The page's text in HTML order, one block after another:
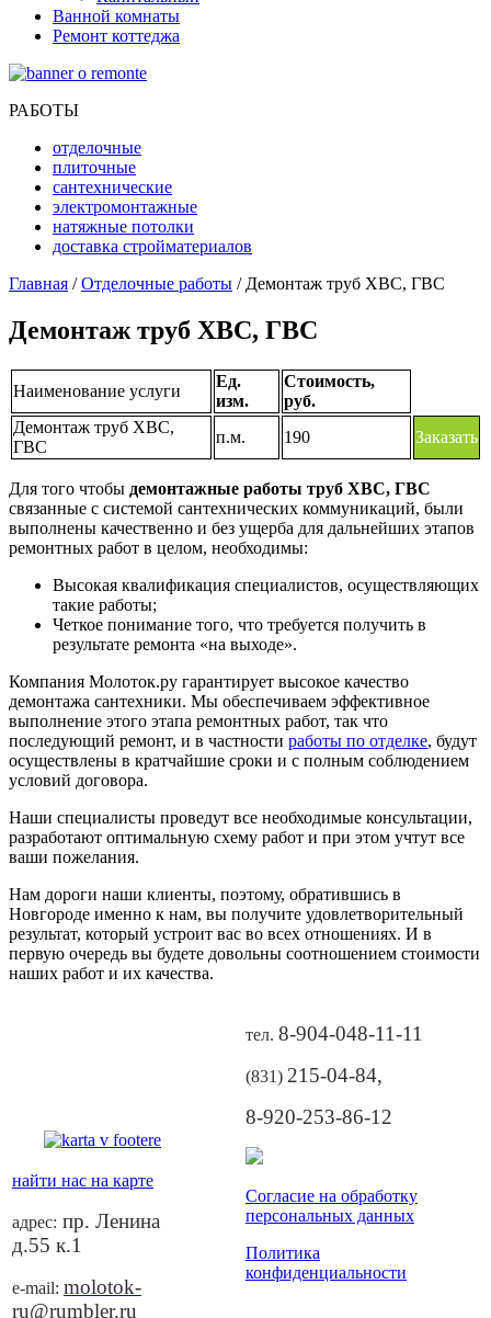
Ванной комнаты
Ремонт коттеджа
РАБОТЫ
отделочные
плиточные
сантехнические
электромонтажные
натяжные потолки
доставка стройматериалов
Главная /Отделочные работы / Демонтаж труб ХВС, ГВС
Демонтаж труб ХВС, ГВС
Наименование услуги
Ед.
изм.
Стоимость,
руб.
Демонтаж труб ХВС,
ГВС
п.м. 190 Заказать
Для того чтобы демонтажные работы труб ХВС, ГВС
связанные с системой сантехнических коммуникаций, были
выполнены качественно и без ущерба для дальнейших этапов
ремонтных работ в целом, необходимы:
Высокая квалификация специалистов, осуществляющих
такие работы;
Четкое понимание того, что требуется получить в
результате ремонта «на выходе».
Компания Молоток.ру гарантирует высокое качество
демонтажа сантехники. Мы обеспечиваем эффективное
выполнение этого этапа ремонтных работ, так что
последующий ремонт, и в частности работы по отделке, будут
осуществлены в кратчайшие сроки и с полным соблюдением
условий договора.
Наши специалисты проведут все необходимые консультации,
разработают оптимальную схему работ и при этом учтут все
ваши пожелания.
Нам дороги наши клиенты, поэтому, обратившись в
Новгороде именно к нам, вы получите удовлетворительный
результат, который устроит вас во всех отношениях. И в
первую очередь вы будете довольны соотношением стоимости
наших работ и их качества.
найти нас на карте
адрес: пр. Ленина
д.55 к.1
e-mail: molotok-
ru@rumbler.ru
тел. 8-904-048-11-11
(831) 215-04-84,
8-920-253-86-12
Согласие на обработку
персональных данных
Политика
конфиденциальности